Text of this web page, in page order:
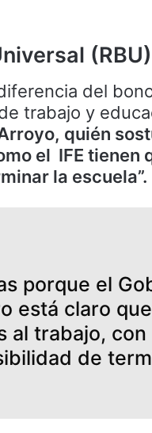
(RBU)
del
trabajo y
quién
el IFE tienen
la escuela”.
porque el
está claro
al trabajo, con
de